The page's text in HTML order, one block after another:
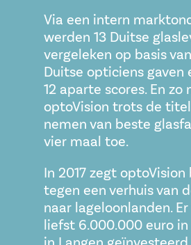
Via een intern
werden 13 Duitse
vergeleken op basis
Duitse opticiens gaven
12 aparte scores. En zo
optoVision trots de
nemen van beste
vier maal toe.
In 2017 zegt optoVision
tegen een verhuis van
naar lageloonlanden.
liefst 6.000.000 euro
in Langen geïnvesteerd.